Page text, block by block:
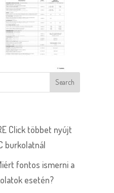
Click többet nyújt
burkolatnál
fontos ismerni a
esetén?